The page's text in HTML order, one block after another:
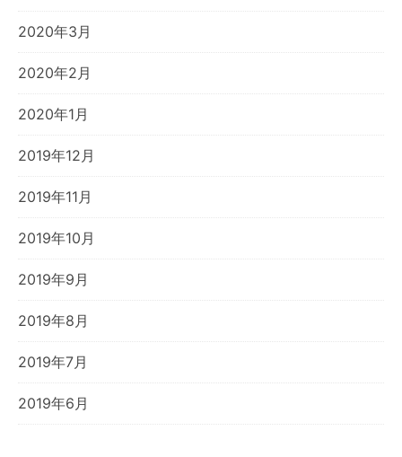
2020年3月
2020年2月
2020年1月
2019年12月
2019年11月
2019年10月
2019年9月
2019年8月
2019年7月
2019年6月